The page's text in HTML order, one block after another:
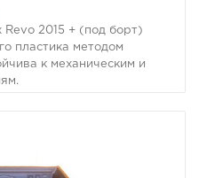
Revo 2015 + (под борт)
пластика методом
к механическим и